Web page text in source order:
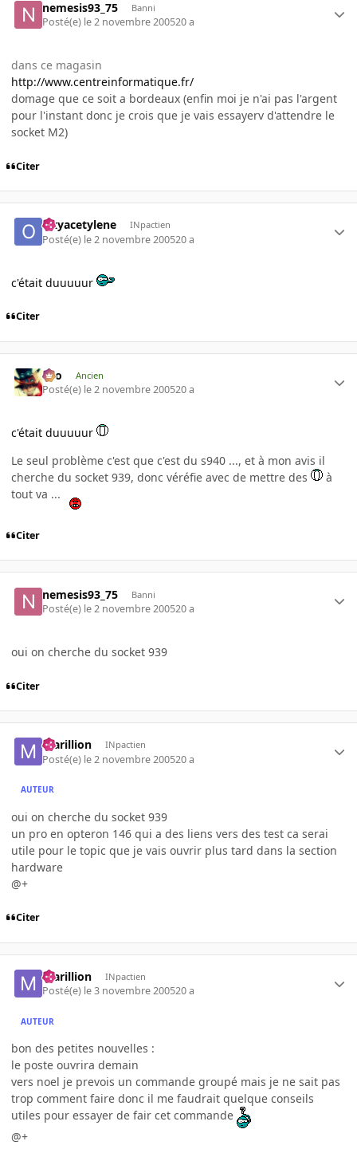
nemesis93_75 Banni
Posté(e) le 2 novembre 200520 a
dans ce magasin
http://www.centreinformatique.fr/
domage que ce soit a bordeaux (enfin moi je n'ai pas l'argent
pour l'instant donc je crois que je vais essayerv d'attendre le
socket M2)
Citer
Oxyacetylene INpactien
Posté(e) le 2 novembre 200520 a
c'était duuuuur
Citer
eYo Ancien
Posté(e) le 2 novembre 200520 a
c'était duuuuur
Le seul problème c'est que c'est du s940 ..., et à mon avis il
cherche du socket 939, donc véréfie avec de mettre des
à
tout va ...
Citer
nemesis93_75 Banni
Posté(e) le 2 novembre 200520 a
oui on cherche du socket 939
Citer
marillion INpactien
Posté(e) le 2 novembre 200520 a
AUTEUR
oui on cherche du socket 939
un pro en opteron 146 qui a des liens vers des test ca serai
utile pour le topic que je vais ouvrir plus tard dans la section
hardware
@+
Citer
marillion INpactien
Posté(e) le 3 novembre 200520 a
AUTEUR
bon des petites nouvelles :
le poste ouvrira demain
vers noel je prevois un commande groupé mais je ne sait pas
trop comment faire donc il me faudrait quelque conseils
utiles pour essayer de fair cet commande
@+